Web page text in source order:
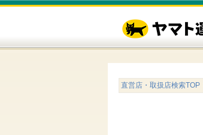
直営店・取扱店検索TOP